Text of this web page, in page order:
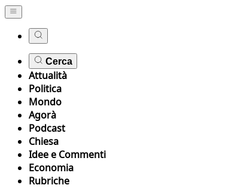
Cerca
Attualità
Politica
Mondo
Agorà
Podcast
Chiesa
Idee e Commenti
Economia
Rubriche